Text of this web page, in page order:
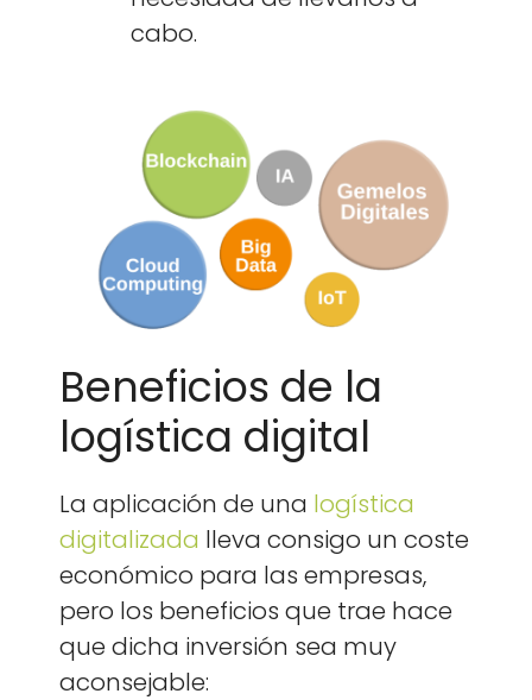
cabo.
Beneficios de la
logística digital
La apli­cación de una logís­ti­ca
dig­i­tal­iza­da lle­va con­si­go un coste
económi­co para las empre­sas,
pero los ben­efi­cios que trae hace
que dicha inver­sión sea muy
acon­se­jable: